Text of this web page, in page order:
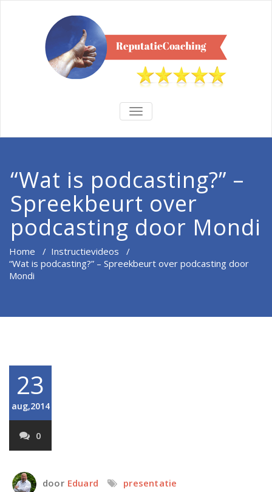
TOGGLE
“Wat is podcasting?” –
Spreekbeurt over
podcasting door Mondi
Home / Instructievideos /
“Wat is podcasting?” – Spreekbeurt over podcasting door
Mondi
23
aug,2014
0
door Eduard presentatie